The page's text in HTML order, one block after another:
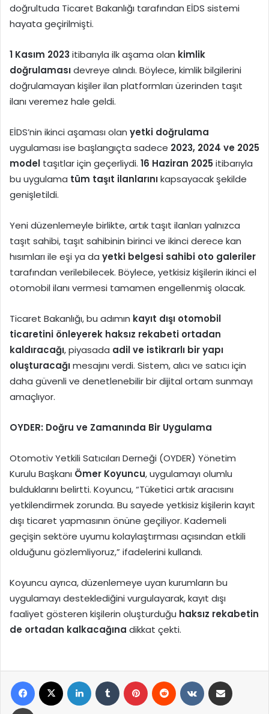
doğrultuda Ticaret Bakanlığı tarafından EİDS sistemi
hayata geçirilmişti.
1 Kasım 2023 itibarıyla ilk aşama olan kimlik
doğrulamasıdevreye alındı. Böylece, kimlik bilgilerini
doğrulamayan kişiler ilan platformları üzerinden taşıt
ilanı veremez hale geldi.
EİDS’nin ikinci aşaması olan yetki doğrulama
uygulaması ise başlangıçta sadece 2023, 2024 ve 2025
model taşıtlar için geçerliydi. 16 Haziran 2025 itibarıyla
bu uygulama tüm taşıt ilanlarınıkapsayacak şekilde
genişletildi.
Yeni düzenlemeyle birlikte, artık taşıt ilanları yalnızca
taşıt sahibi, taşıt sahibinin birinci ve ikinci derece kan
hısımları ile eşi ya da yetki belgesi sahibi oto galeriler
tarafından verilebilecek. Böylece, yetkisiz kişilerin ikinci el
otomobil ilanı vermesi tamamen engellenmiş olacak.
Ticaret Bakanlığı, bu adımın kayıt dışı otomobil
ticaretini önleyerek haksız rekabeti ortadan
kaldıracağı, piyasada adil ve istikrarlı bir yapı
oluşturacağımesajını verdi. Sistem, alıcı ve satıcı için
daha güvenli ve denetlenebilir bir dijital ortam sunmayı
amaçlıyor.
OYDER: Doğru ve Zamanında Bir Uygulama
Otomotiv Yetkili Satıcıları Derneği (OYDER) Yönetim
Kurulu Başkanı Ömer Koyuncu, uygulamayı olumlu
bulduklarını belirtti. Koyuncu, “Tüketici artık aracısını
yetkilendirmek zorunda. Bu sayede yetkisiz kişilerin kayıt
dışı ticaret yapmasının önüne geçiliyor. Kademeli
geçişin sektöre uyumu kolaylaştırması açısından etkili
olduğunu gözlemliyoruz,” ifadelerini kullandı.
Koyuncu ayrıca, düzenlemeye uyan kurumların bu
uygulamayı desteklediğini vurgulayarak, kayıt dışı
faaliyet gösteren kişilerin oluşturduğu haksız rekabetin
de ortadan kalkacağına dikkat çekti.
Facebook LinkedIn Tumblr Pinterest Reddit VKontakte
Yazdır